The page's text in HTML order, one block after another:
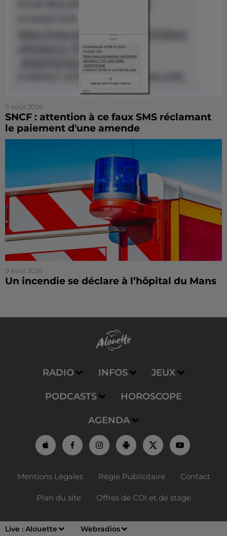
Live : Alouette Webradios
9 août 2026
SNCF : attention à ce faux SMS réclamant
le paiement d'une amende
9 août 2026
Un incendie se déclare à l’hôpital du Mans
RADIO INFOS JEUX
PODCASTS HOROSCOPE
AGENDA
Mentions Légales Régie Publicitaire Contact
Plan du site Offres de CDI et de stage